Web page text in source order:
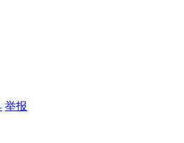
举报